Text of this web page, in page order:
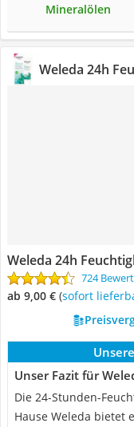
Mineralölen
Weleda 24h
Weleda 24h
724
ab 9,00 € ( Sofort
Unser Fazit für
Die 24-Stunden-
Hause Weleda bietet